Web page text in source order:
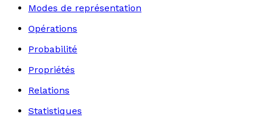
Modes de représentation
Opérations
Probabilité
Propriétés
Relations
Statistiques